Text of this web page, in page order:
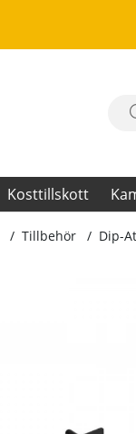
Kosttillskott
Tillbehör Dip-